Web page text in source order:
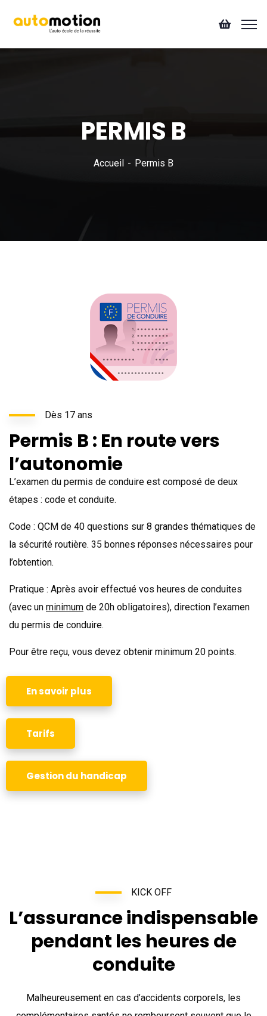
PERMIS B
Accueil Permis B
Dès 17 ans
Permis B : En route vers
l’autonomie
L’examen du permis de conduire est composé de deux
étapes : code et conduite.
Code : QCM de 40 questions sur 8 grandes thématiques de
la sécurité routière. 35 bonnes réponses nécessaires pour
l’obtention.
Pratique : Après avoir effectué vos heures de conduites
(avec un minimum de 20h obligatoires), direction l’examen
du permis de conduire.
Pour être reçu, vous devez obtenir minimum 20 points.
En savoir plus
Tarifs
Gestion du handicap
KICK OFF
L’assurance indispensable
pendant les heures de
conduite
Malheureusement en cas d’accidents corporels, les